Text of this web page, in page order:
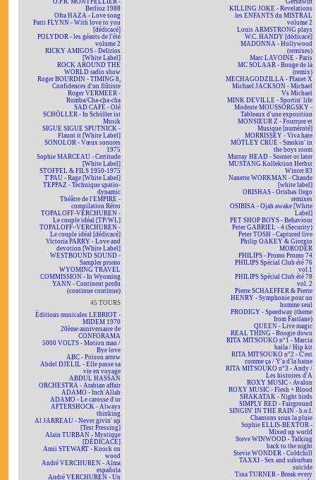
O.P.R. MONTPELLIER -
Berlioz 1988
Ofra HAZA - Love song
Patti FLYNN - With love to you
[dédicacé]
POLYDOR - les géants de l'été
volume 2
RICKY AMIGOS - Delirios
[White Label]
ROCK AROUND THE
WORLD radio show
Roger BOURDIN - TIMING 8,
Confidences d'un flûtiste
Roger VERMEER -
Rumba/Cha-cha-cha
SAD CAFÉ - Olé
SCHÖLLER - In Schöller ist
Musik
SIGUE SIGUE SPUTNICK -
Flaunt it [White Label]
SONOLOR - Vœux sonores
1975
Sophie MARCEAU - Certitude
[White Label]
STOFFEL & FILS 1950-1975
T'PAU - Rage [White Label]
TEPPAZ - Technique spatio-
dynamic
Théâtre de l'EMPIRE -
compilation Rétro
TOPALOFF-VERCHUREN -
Le couple idéal [TP/WL]
TOPALOFF~VERCHUREN -
Le couple idéal [dédicacé]
Victoria PARRY - Love and
devotion [White Label]
WESTBOUND SOUND -
Sampler promo
WYOMING TRAVEL
COMMISSION - In Wyoming
YANN - Continent perdu
(continue continue)
45 TOURS
Éditions musicales LEBRIOT -
MIDEM 1970
20ème anniversaire de
CONFORAMA
5000 VOLTS - Motion man /
Bye love
ABC - Poison arrow
Abdel DJELIL - Elle passe sa
vie en voyage
ABDUL HASSAN
ORCHESTRA - Arabian affair
ADAMO - Inch'Allah
ADAMO - Le carosse d'or
AFTERSHOCK - Always
thinking
Al JARREAU - Never givin' up
[Test Pressing]
Alain TURBAN - Mystique
[DÉDICACÉ]
Amii STEWART - Knock on
wood
André VERCHUREN - Alma
española
André VERCHUREN - Un
Gershwin
KILLING JOKE - Revelations
les ENFANTS du MISTRAL
volume 2
Louis ARMSTRONG plays
W.C. HANDY [dédicacé]
MADONNA - Hollywood
(remixes)
Marc LAVOINE - Paris
MC SOLAAR - Bouge de là
(remix)
MECHAGODZILLA - Planet X
Michael JACKSON - Michael
Vs Michael
MINK DEVILLE - Sportin' life
Modeste MOUSSORGSKY -
Tableaux d'une exposition
MONSIEUR Z - Fourrure et
Musique [numéroté]
MORRISSEY - Viva hate
MÖTLEY CRÜE - Smokin' in
the boys room
Murray HEAD - Sooner or later
MUSTANG Kollektion Herbst
Winter 83
Nanette WORKMAN - Chaude
[white label]
ORISHAS - Orishas llego
remixes
OSIBISA - Ojah awake [White
Label]
PET SHOP BOYS - Behaviour
Peter GABRIEL - 4 (Security)
Peter TOSH - Captured live
Philip OAKEY & Giorgio
MORODER
PHILIPS - Promo Promo 74
PHILIPS Spécial Club été 76
vol.1
PHILIPS Spécial Club été 78
vol. 2
Pierre SCHAEFFER & Pierre
HENRY - Symphonie pour un
homme seul
PRODIGY - Speedway (theme
from Fastlane)
QUEEN - Live magic
REAL THING - Boogie down
RITA MITSOUKO n°1 - Marcia
baila / Hip kit
RITA MITSOUKO n°2 - C'est
comme ça / Y'a d'la haine
RITA MITSOUKO n°3 - Andy /
Les histoires d'A
ROXY MUSIC - Avalon
ROXY MUSIC - Flesh + Blood
SHAKATAK - Night birds
SIMPLY RED - Fairground
SINGIN' IN THE RAIN - b.o.f.
Chantons sous la pluie
Sophie ELLIS-BEXTOR -
Mixed up world
Steve WINWOOD - Talking
back to the night
Stevie WONDER - Coldchill
TAXXI - Sex and suburban
suicide
Tina TURNER - Break every